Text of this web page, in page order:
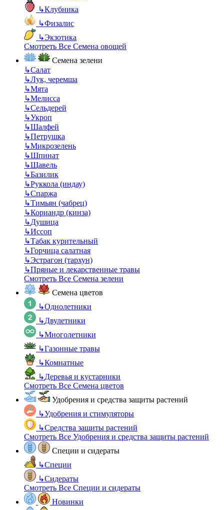
↳Клубника
↳Физалис
↳Экзотика
Смотреть Все Семена овощей
Семена зелени
↳Салат
↳Лук, черемша
↳Мята
↳Мелисса
↳Сельдерей
↳Укроп
↳Шалфей
↳Петрушка
↳Микрозелень
↳Шпинат
↳Щавель
↳Базилик
↳Руккола (индау)
↳Спаржа
↳Тимьян (чабрец)
↳Кориандр (кинза)
↳Душица
↳Иссоп
↳Табак курительный
↳Горчица салатная
↳Эстрагон (тархун)
↳Пряные и лекарственные травы
Смотреть Все Семена зелени
Семена цветов
↳Однолетники
↳Двулетники
↳Многолетники
↳Газонные травы
↳Комнатные
↳Деревья и кустарники
Смотреть Все Семена цветов
Удобрения и средства защиты растений
↳Удобрения и стимуляторы
↳Средства защиты растений
Смотреть Все Удобрения и средства защиты растений
Специи и сидераты
↳Специи
↳Сидераты
Смотреть Все Специи и сидераты
Новинки